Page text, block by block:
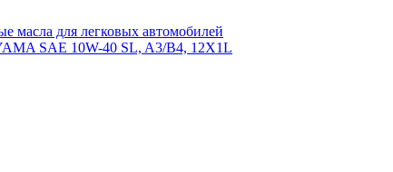
масла для легковых автомобилей
SAE 10W-40 SL, A3/B4, 12X1L